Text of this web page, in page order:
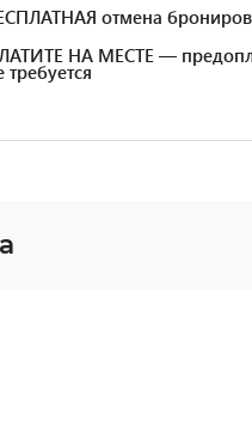
отмена
НА МЕСТЕ —
требуется